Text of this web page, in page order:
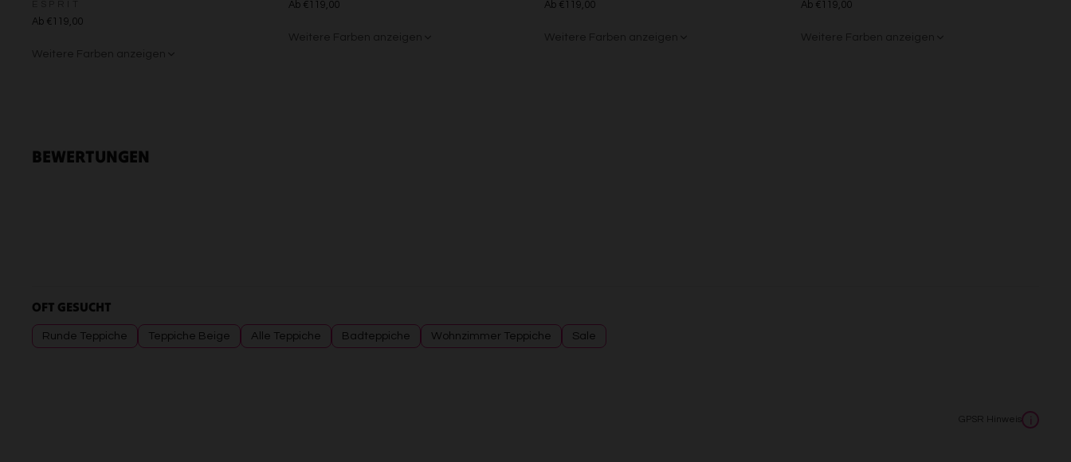
Ab €119,00
Weitere Farben anzeigen
Ab €119,00
Weitere Farben anzeigen
Ab €119,00
Weitere Farben anzeigen
Ab €119,00
Weitere Farben anzeigen
BEWERTUNGEN
OFT GESUCHT
Runde Teppiche Teppiche Beige Alle Teppiche Badteppiche Wohnzimmer Teppiche Sale
GPSR Hinweis i
Entwicklung und Verbesserung der Angebote